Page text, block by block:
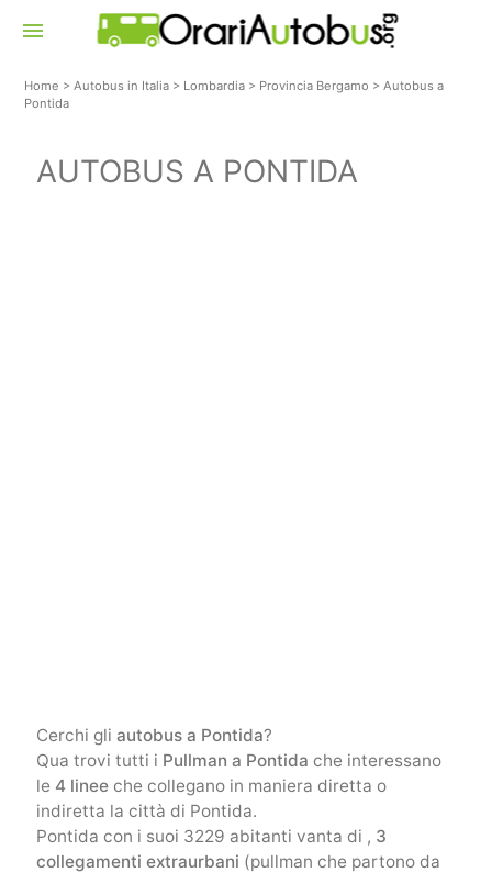
menu
Home >Autobus in Italia > Lombardia > Provincia Bergamo >Autobus a
Pontida
AUTOBUS A PONTIDA
Cerchi gli autobus a Pontida?
Qua trovi tutti i Pullman a Pontida che interessano
le 4 lineeche collegano in maniera diretta o
indiretta la città di Pontida.
Pontida con i suoi 3229 abitanti vanta di , 3
collegamenti extraurbani (pullman che partono da